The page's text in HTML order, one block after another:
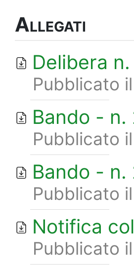
Allegati
Delibera
Pubblicato
Bando - n.
Pubblicato
Bando - n.
Pubblicato
Notifica
Pubblicato